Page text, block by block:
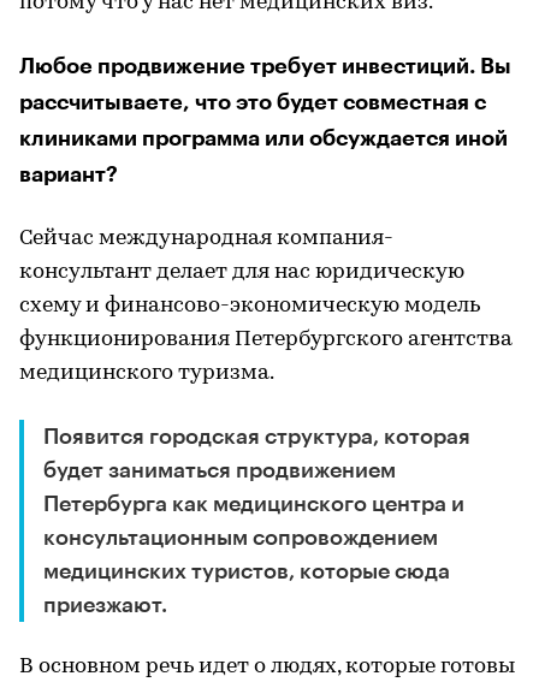
Любое продвижение требует инвестиций. Вы
рассчитываете, что это будет совместная с
клиниками программа или обсуждается иной
вариант?
Сейчас международная компания-
консультант делает для нас юридическую
схему и финансово-экономическую модель
функционирования Петербургского агентства
медицинского туризма.
Появится городская структура, которая
будет заниматься продвижением
Петербурга как медицинского центра и
консультационным сопровождением
медицинских туристов, которые сюда
приезжают.
В основном речь идет о людях, которые готовы